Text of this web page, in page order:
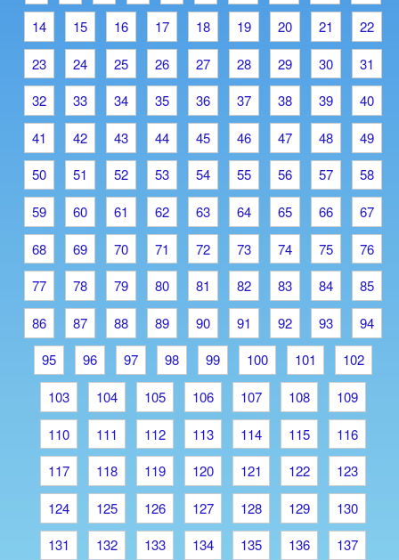
14
15 16 17 18 19 20 21
22
23
24 25 26 27 28 29 30
31
32
33 34 35 36 37 38 39
40
41
42 43 44 45 46 47 48
49
50
51 52 53 54 55 56 57
58
59
60 61 62 63 64 65 66
67
68
69 70 71 72 73 74 75
76
77
78 79 80 81 82 83 84
85
86
87 88 89 90 91 92 93
94
95
96 97 98 99 100 101
102
103
104 105 106 107 108
109
110
111 112 113 114 115
116
117
118 119 120 121 122
123
124
125 126 127 128 129
130
131
132 133 134 135 136
137